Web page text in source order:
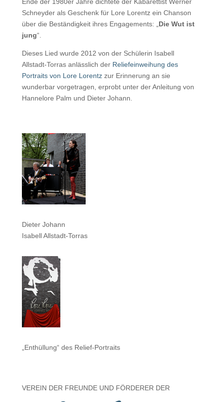
Schneyder als Geschenk für Lore Lorentz ein Chanson
über die Beständigkeit ihres Engagements: „ Die Wut ist
jung“.
Dieses Lied wurde 2012 von der Schülerin Isabell
Allstadt-Torras anlässlich der Reliefeinweihung des
Portraits von Lore Lorentzzur Erinnerung an sie
wunderbar vorgetragen, erprobt unter der Anleitung von
Hannelore Palm und Dieter Johann.
Dieter Johann
Isabell Allstadt-Torras
„Enthüllung“ des Relief-Portraits
VEREIN DER FREUNDE UND FÖRDERER DER